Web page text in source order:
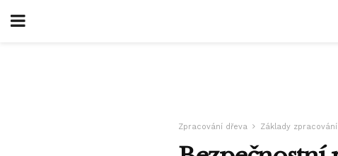
Zpracování dřeva Základy